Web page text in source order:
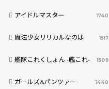
アイドルマスター 1740
魔法少女リリカルなのは 1517
艦隊これくしょん -艦これ- 1509
ガールズ&パンツァー 1440